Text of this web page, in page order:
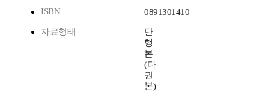
ISBN
0891301410
자료형태
단
행
본
(다
권
본)